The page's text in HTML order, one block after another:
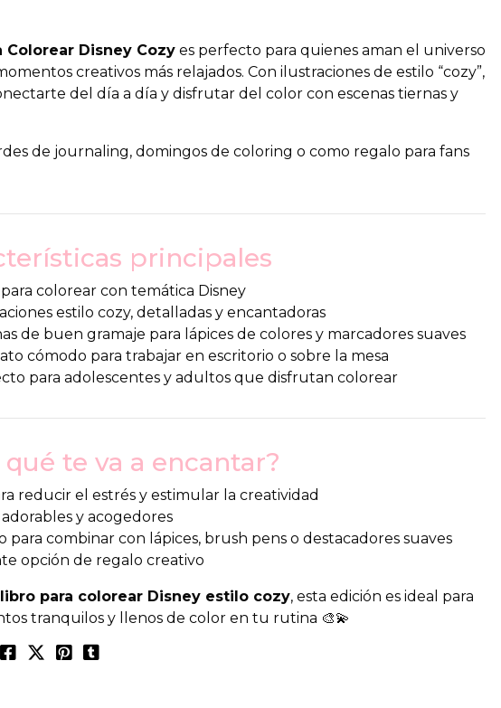
Colorear Disney Cozy es perfecto para quienes aman el universo
creativos más relajados. Con ilustraciones de estilo “cozy”,
del día a día y disfrutar del color con escenas tiernas y
de journaling, domingos de coloring o como regalo para fans
principales
para colorear con temática Disney
estilo cozy, detalladas y encantadoras
de buen gramaje para lápices de colores y marcadores suaves
cómodo para trabajar en escritorio o sobre la mesa
para adolescentes y adultos que disfrutan colorear
qué te va a encantar?
reducir el estrés y estimular la creatividad
adorables y acogedores
para combinar con lápices, brush pens o destacadores suaves
opción de regalo creativo
libro para colorear Disney estilo cozy, esta edición es ideal para
tranquilos y llenos de color en tu rutina 🎨💫